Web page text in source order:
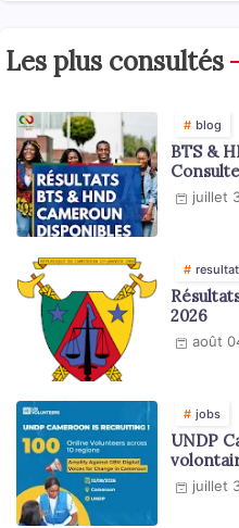
Les plus consultés
blog
BTS &
juillet
2026
août
jobs
UNDP
national
juillet